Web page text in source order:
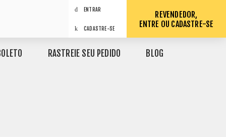
ENTRAR
CADASTRE-SE
REVENDEDOR,
ENTRE OU CADASTRE-SE
RASTREIE SEU PEDIDO BLOG